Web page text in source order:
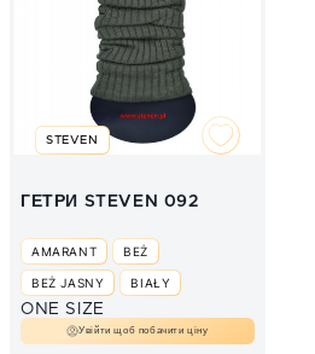
STEVEN
ГЕТРИ STEVEN 092
AMARANT BEŻ
BEŻ JASNY BIAŁY
BORDOWY
CZARNY CZERWONY
ONE SIZE
Увійти щоб побачити ціну